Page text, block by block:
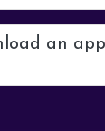
an